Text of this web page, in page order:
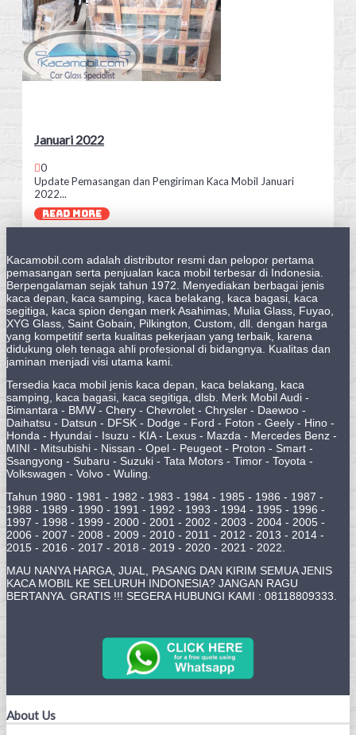
Januari 2022
0
Update Pemasangan dan Pengiriman Kaca Mobil Januari
2022...
READ MORE
Kacamobil.com adalah distributor resmi dan pelopor pertama
pemasangan serta penjualan kaca mobil terbesar di Indonesia.
Berpengalaman sejak tahun 1972. Menyediakan berbagai jenis
kaca depan, kaca samping, kaca belakang, kaca bagasi, kaca
segitiga, kaca spion dengan merk Asahimas, Mulia Glass, Fuyao,
XYG Glass, Saint Gobain, Pilkington, Custom, dll. dengan harga
yang kompetitif serta kualitas pekerjaan yang terbaik, karena
didukung oleh tenaga ahli profesional di bidangnya. Kualitas dan
jaminan menjadi visi utama kami.
Tersedia kaca mobil jenis kaca depan, kaca belakang, kaca
samping, kaca bagasi, kaca segitiga, dlsb. Merk Mobil Audi -
Bimantara - BMW - Chery - Chevrolet - Chrysler - Daewoo -
Daihatsu - Datsun - DFSK - Dodge - Ford - Foton - Geely - Hino -
Honda - Hyundai - Isuzu - KIA - Lexus - Mazda - Mercedes Benz -
MINI - Mitsubishi - Nissan - Opel - Peugeot - Proton - Smart -
Ssangyong - Subaru - Suzuki - Tata Motors - Timor - Toyota -
Volkswagen - Volvo - Wuling.
Tahun 1980 - 1981 - 1982 - 1983 - 1984 - 1985 - 1986 - 1987 -
1988 - 1989 - 1990 - 1991 - 1992 - 1993 - 1994 - 1995 - 1996 -
1997 - 1998 - 1999 - 2000 - 2001 - 2002 - 2003 - 2004 - 2005 -
2006 - 2007 - 2008 - 2009 - 2010 - 2011 - 2012 - 2013 - 2014 -
2015 - 2016 - 2017 - 2018 - 2019 - 2020 - 2021 - 2022.
MAU NANYA HARGA, JUAL, PASANG DAN KIRIM SEMUA JENIS
KACA MOBIL KE SELURUH INDONESIA? JANGAN RAGU
BERTANYA. GRATIS !!! SEGERA HUBUNGI KAMI : 08118809333.
About Us